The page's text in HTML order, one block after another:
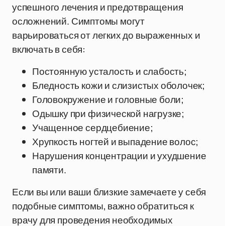
успешного лечения и предотвращения
осложнений. Симптомы могут
варьироваться от легких до выраженных и
включать в себя:
Постоянную усталость и слабость;
Бледность кожи и слизистых оболочек;
Головокружение и головные боли;
Одышку при физической нагрузке;
Учащенное сердцебиение;
Хрупкость ногтей и выпадение волос;
Нарушения концентрации и ухудшение
памяти.
Если вы или ваши близкие замечаете у себя
подобные симптомы, важно обратиться к
врачу для проведения необходимых